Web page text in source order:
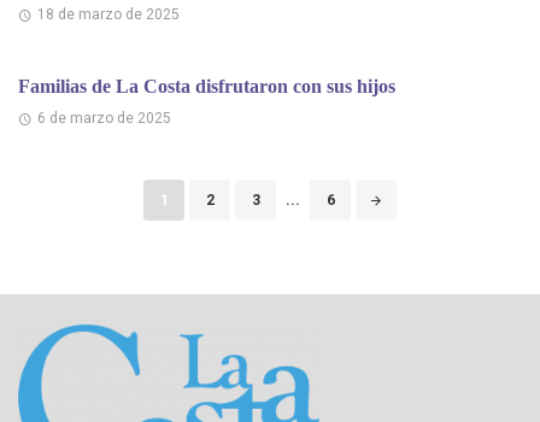
18 de marzo de 2025
Familias de La Costa disfrutaron con sus hijos
6 de marzo de 2025
1 2 3 ... 6